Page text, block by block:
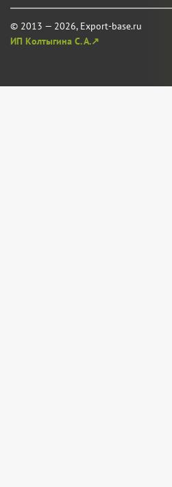
© 2013 — 2026, Export-base.ru
ИП Колтыгина С. А.↗